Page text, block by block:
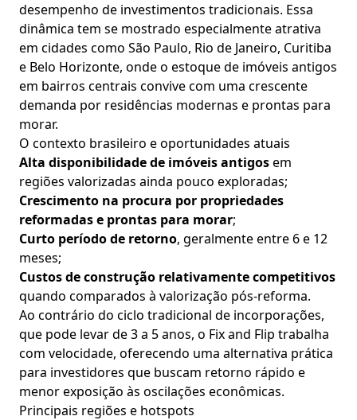
desempenho de investimentos tradicionais. Essa
dinâmica tem se mostrado especialmente atrativa
em cidades como São Paulo, Rio de Janeiro, Curitiba
e Belo Horizonte, onde o estoque de imóveis antigos
em bairros centrais convive com uma crescente
demanda por residências modernas e prontas para
morar.
O contexto brasileiro e oportunidades atuais
Alta disponibilidade de imóveis antigosem
regiões valorizadas ainda pouco exploradas;
Crescimento na procura por propriedades
reformadas e prontas para morar;
Curto período de retorno, geralmente entre 6 e 12
meses;
Custos de construção relativamente competitivos
quando comparados à valorização pós-reforma.
Ao contrário do ciclo tradicional de incorporações,
que pode levar de 3 a 5 anos, o Fix and Flip trabalha
com velocidade, oferecendo uma alternativa prática
para investidores que buscam retorno rápido e
menor exposição às oscilações econômicas.
Principais regiões e hotspots